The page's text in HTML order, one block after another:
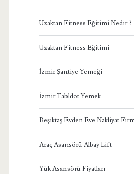
Uzaktan Fitness Eğitimi Nedir ?
Uzaktan Fitness Eğitimi
İzmir Şantiye Yemeği
İzmir Tabldot Yemek
Beşiktaş Evden Eve Nakliyat
Araç Asansörü Albay Lift
Yük Asansörü Fiyatları